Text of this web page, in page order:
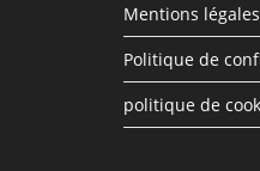
Mentions légales
Politique de
politique de